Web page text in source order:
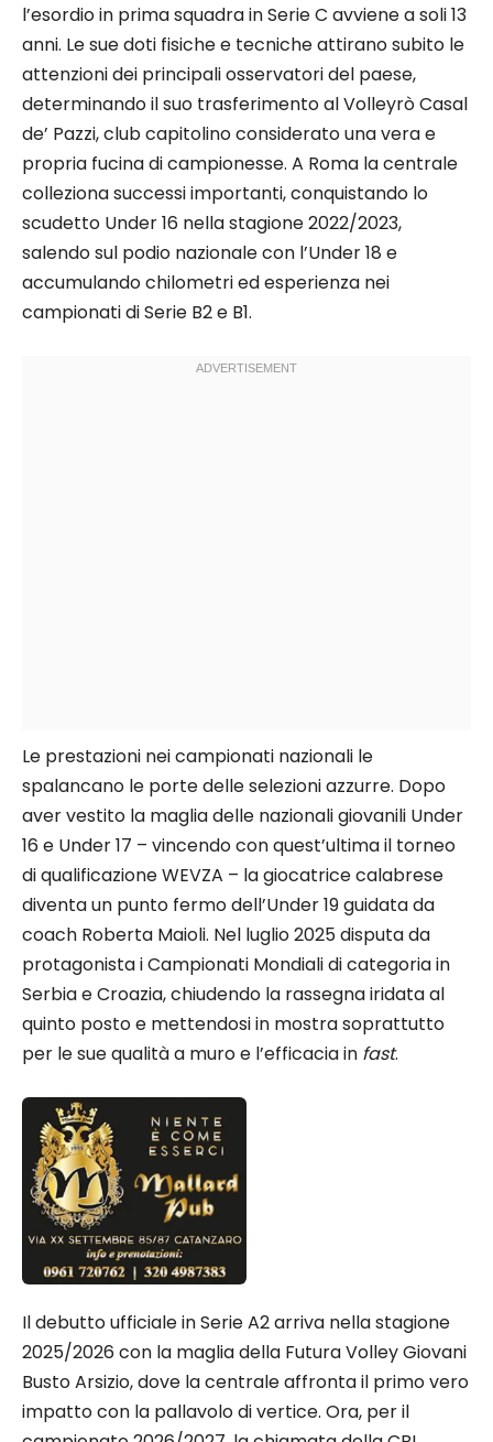
l’esordio in prima squadra in Serie C avviene a soli 13
anni. Le sue doti fisiche e tecniche attirano subito le
attenzioni dei principali osservatori del paese,
determinando il suo trasferimento al Volleyrò Casal
de’ Pazzi, club capitolino considerato una vera e
propria fucina di campionesse. A Roma la centrale
colleziona successi importanti, conquistando lo
scudetto Under 16 nella stagione 2022/2023,
salendo sul podio nazionale con l’Under 18 e
accumulando chilometri ed esperienza nei
campionati di Serie B2 e B1.
Le prestazioni nei campionati nazionali le
spalancano le porte delle selezioni azzurre. Dopo
aver vestito la maglia delle nazionali giovanili Under
16 e Under 17 – vincendo con quest’ultima il torneo
di qualificazione WEVZA – la giocatrice calabrese
diventa un punto fermo dell’Under 19 guidata da
coach Roberta Maioli. Nel luglio 2025 disputa da
protagonista i Campionati Mondiali di categoria in
Serbia e Croazia, chiudendo la rassegna iridata al
quinto posto e mettendosi in mostra soprattutto
per le sue qualità a muro e l’efficacia in fast.
Il debutto ufficiale in Serie A2 arriva nella stagione
2025/2026 con la maglia della Futura Volley Giovani
Busto Arsizio, dove la centrale affronta il primo vero
impatto con la pallavolo di vertice. Ora, per il